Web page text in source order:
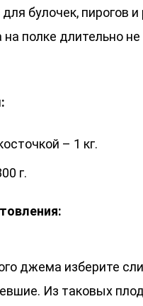
булочек, пирогов и
на полке длительно не
– 1 кг.
г.
джема изберите
Из таковых